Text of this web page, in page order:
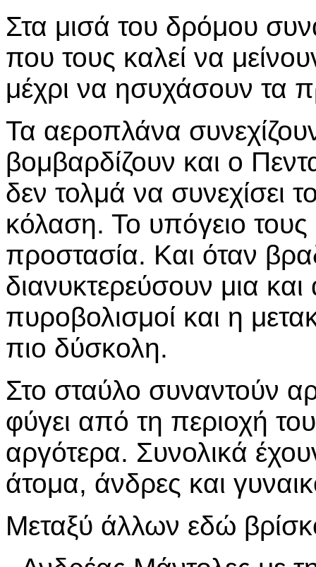
Στα μισά του δρόμου
που τους καλεί να
μέχρι να ησυχάσουν τα
Τα αεροπλάνα
βομβαρδίζουν και ο
δεν τολμά να συνεχίσει
κόλαση. Το υπόγειο
προστασία. Και όταν
διανυκτερεύσουν μια
πυροβολισμοί και η
πιο δύσκολη.
Στο σταύλο συναντούν
φύγει από τη περιοχή
αργότερα. Συνολικά
άτομα, άνδρες και
Μεταξύ άλλων εδώ